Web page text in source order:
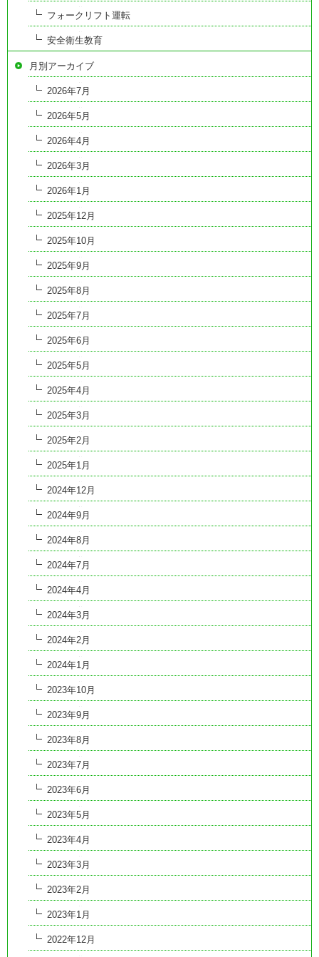
フォークリフト運転
安全衛生教育
月別アーカイブ
2026年7月
2026年5月
2026年4月
2026年3月
2026年1月
2025年12月
2025年10月
2025年9月
2025年8月
2025年7月
2025年6月
2025年5月
2025年4月
2025年3月
2025年2月
2025年1月
2024年12月
2024年9月
2024年8月
2024年7月
2024年4月
2024年3月
2024年2月
2024年1月
2023年10月
2023年9月
2023年8月
2023年7月
2023年6月
2023年5月
2023年4月
2023年3月
2023年2月
2023年1月
2022年12月